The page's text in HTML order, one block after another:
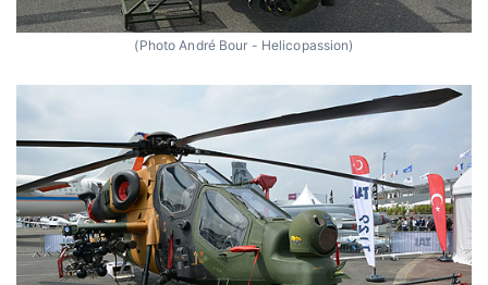
(Photo André Bour - Helicopassion)